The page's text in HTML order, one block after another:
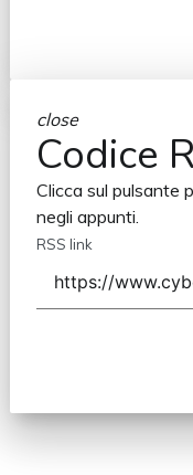
close
Codice
Clicca sul pulsante
negli appunti.
RSS link